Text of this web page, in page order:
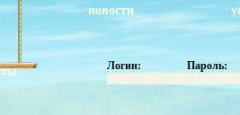
новости
Логин: Пароль: